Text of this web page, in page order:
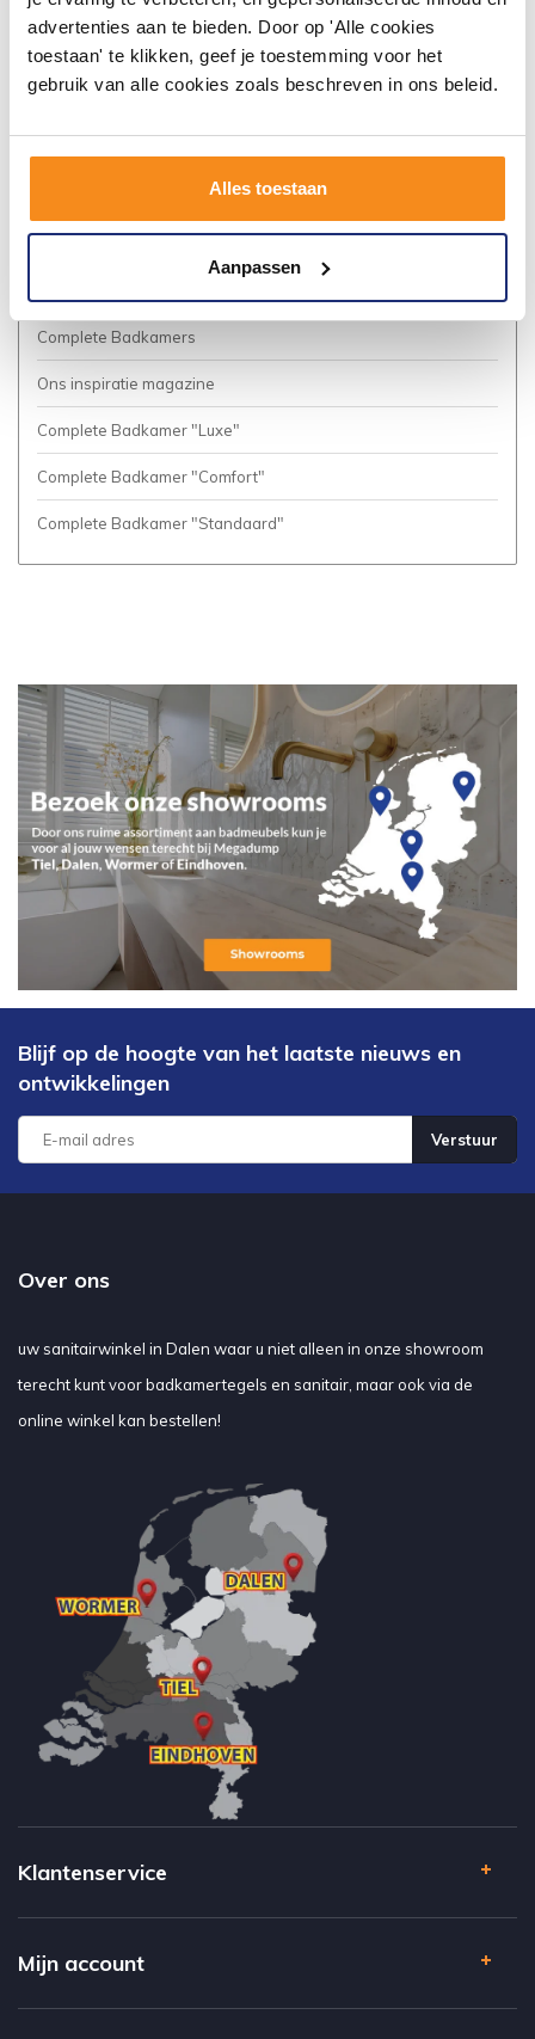
advertenties aan te bieden. Door op 'Alle cookies
toestaan' te klikken, geef je toestemming voor het
gebruik van alle cookies zoals beschreven in ons beleid.
Alles toestaan
Aanpassen
Algemene voorwaarden
Vacatures
Complete Badkamers
Ons inspiratie magazine
Complete Badkamer "Luxe"
Complete Badkamer "Comfort"
Complete Badkamer "Standaard"
Blijf op de hoogte van het laatste nieuws en
ontwikkelingen
Verstuur
Over ons
uw sanitairwinkel in Dalen waar u niet alleen in onze showroom
terecht kunt voor badkamertegels en sanitair, maar ook via de
online winkel kan bestellen!
Klantenservice
Mijn account